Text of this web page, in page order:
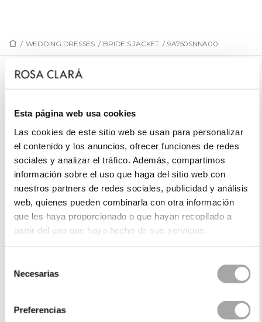
Esta página web usa cookies
Las cookies de este sitio web se usan para personalizar
el contenido y los anuncios, ofrecer funciones de redes
sociales y analizar el tráfico. Además, compartimos
información sobre el uso que haga del sitio web con
nuestros partners de redes sociales, publicidad y análisis
web, quienes pueden combinarla con otra información
que les haya proporcionado o que hayan recopilado a
partir del uso que haya hecho de sus servicios.
Necesarias
Preferencias
/ WEDDING DRESSES / BRIDE'S JACKET / 9A750SNNA00
9A750SNNA00
REQUEST AN APPOINTMENT